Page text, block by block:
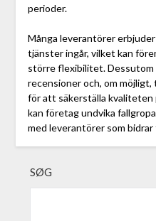
perioder.
Många leverantörer
tjänster ingår, vilket kan
större flexibilitet.
recensioner och, om
för att säkerställa kvaliteten
kan företag undvika
med leverantörer som
SØG